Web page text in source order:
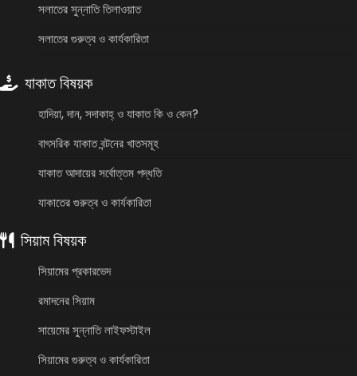
সলাতের সুন্নাতি তিলাওয়াত
সলাতের গুরুত্ব ও কার্যকারিতা
যাকাত বিষয়ক
হাদিয়া, দান, সদাকাহ্ ও যাকাত কি ও কেন?
বাৎসরিক যাকাত বন্টনের খাতসমূহ
যাকাত আদায়ের সর্বোত্তম পদ্ধতি
যাকাতের গুরুত্ব ও কার্যকারিতা
সিয়াম বিষয়ক
সিয়ামের প্রকারভেদ
রমাদনের সিয়াম
সায়েমের সুন্নাতি লাইফস্টাইল
সিয়ামের গুরুত্ব ও কার্যকারিতা